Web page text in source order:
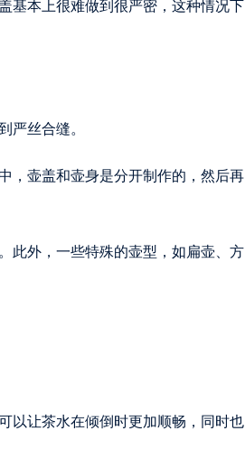
基本上很难做到很严密，这种情况下
严丝合缝。
，壶盖和壶身是分开制作的，然后再
此外，一些特殊的壶型，如扁壶、方
以让茶水在倾倒时更加顺畅，同时也